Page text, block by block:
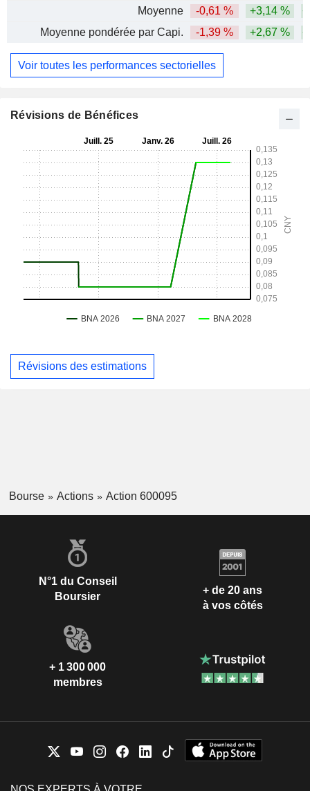
Moyenne
-0,61 % +3,14 %
Moyenne pondérée par Capi.
-1,39 % +2,67 %
Voir toutes les performances sectorielles
Révisions de Bénéfices
Révisions des estimations
Bourse Actions Action 600095
N°1 du Conseil
Boursier
+ de 20 ans
à vos côtés
+ 1 300 000
membres